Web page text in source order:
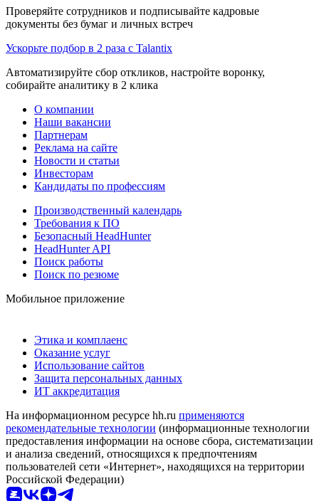
Проверяйте сотрудников и подписывайте кадровые
документы без бумаг и личных встреч
Ускорьте подбор в 2 раза с Talantix
Автоматизируйте сбор откликов, настройте воронку,
собирайте аналитику в 2 клика
О компании
Наши вакансии
Партнерам
Реклама на сайте
Новости и статьи
Инвесторам
Кандидаты по профессиям
Производственный календарь
Требования к ПО
Безопасный HeadHunter
HeadHunter API
Поиск работы
Поиск по резюме
Мобильное приложение
Этика и комплаенс
Оказание услуг
Использование сайтов
Защита персональных данных
ИТ аккредитация
На информационном ресурсе hh.ru применяются
рекомендательные технологии (информационные технологии
предоставления информации на основе сбора, систематизации
и анализа сведений, относящихся к предпочтениям
пользователей сети «Интернет», находящихся на территории
Российской Федерации)